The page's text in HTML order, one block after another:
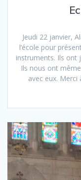
Jeudi 22 janvier,
l’école pour
instruments. Ils ont
Ils nous ont
avec eux. Merci